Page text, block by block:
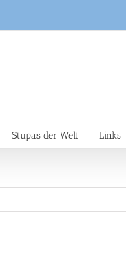
Stupas der Welt Links